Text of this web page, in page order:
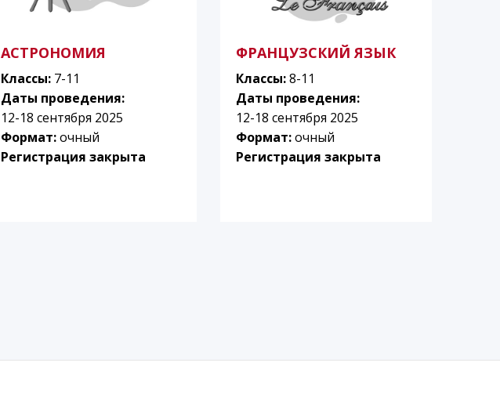
АСТРОНОМИЯ
Классы: 7-11
Даты проведения:
12-18 сентября 2025
Формат:очный
Регистрация закрыта
ФРАНЦУЗСКИЙ ЯЗЫК
Классы:8-11
Даты проведения:
12-18 сентября 2025
Формат:очный
Регистрация закрыта